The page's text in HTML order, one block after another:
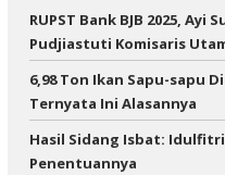
RUPST Bank BJB 2025, Ayi
Pudjiastuti Komisaris
6,98 Ton Ikan Sapu-sapu
Ternyata Ini Alasannya
Hasil Sidang Isbat: Idulfitri
Penentuannya